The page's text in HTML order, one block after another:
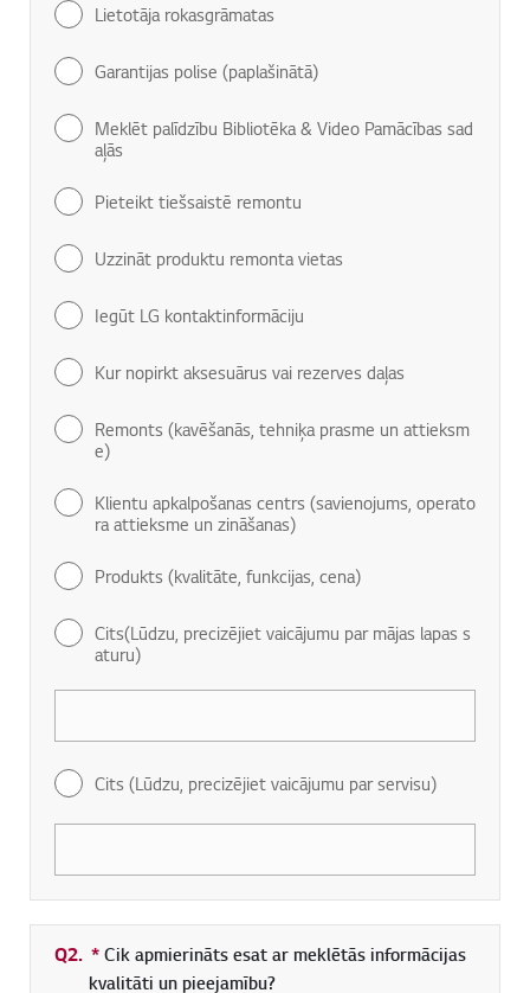
Lietotāja rokasgrāmatas
Garantijas polise (paplašinātā)
Meklēt palīdzību Bibliotēka & Video Pamācības sad
aļās
Pieteikt tiešsaistē remontu
Uzzināt produktu remonta vietas
Iegūt LG kontaktinformāciju
Kur nopirkt aksesuārus vai rezerves daļas
Remonts (kavēšanās, tehniķa prasme un attieksm
e)
Klientu apkalpošanas centrs (savienojums, operato
ra attieksme un zināšanas)
Produkts (kvalitāte, funkcijas, cena)
Cits(Lūdzu, precizējiet vaicājumu par mājas lapas s
aturu)
Cits (Lūdzu, precizējiet vaicājumu par servisu)
Q2. *Obligāti aizpildāms lauks
Cik apmierināts esat ar meklētās informācijas
kvalitāti un pieejamību?